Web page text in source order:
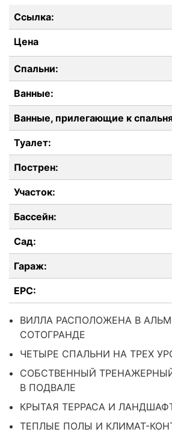
Ссылка:
Цена
Спальни:
Ванные:
Ванные, прилегающие к
Туалет:
Пострен:
Участок:
Бассейн:
Сад:
Гараж:
EPC:
ВИЛЛА РАСПОЛОЖЕНА В
СОТОГРАНДЕ
ЧЕТЫРЕ СПАЛЬНИ НА ТРЕХ
СОБСТВЕННЫЙ
В ПОДВАЛЕ
КРЫТАЯ ТЕРРАСА И
ТЕПЛЫЕ ПОЛЫ И КЛИМАТ-